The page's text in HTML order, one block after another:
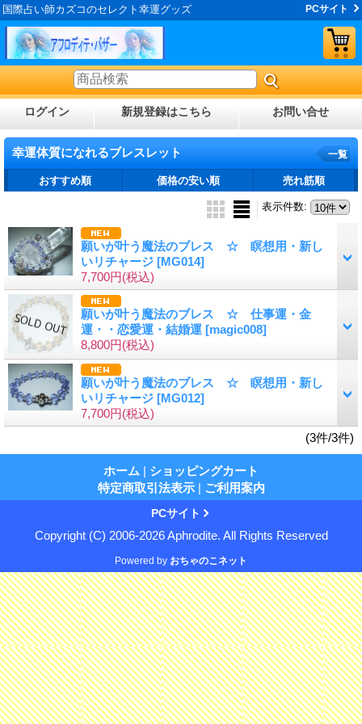
国際占い師カズコのセレクト幸運グッズ PCサイト
ログイン 新規登録はこちら お問い合せ
幸運体質になれるブレスレット 一覧
おすすめ順 価格の安い順 売れ筋順
表示件数:
願いが叶う魔法のブレス ☆ 瞑想用・新し
いリチャージ [MG014]
7,700円(税込)
願いが叶う魔法のブレス ☆ 仕事運・金
運・・恋愛運・結婚運 [magic008]
8,800円(税込)
願いが叶う魔法のブレス ☆ 瞑想用・新し
いリチャージ [MG012]
7,700円(税込)
(3件/3件)
ホーム | ショッピングカート
特定商取引法表示 | ご利用案内
PCサイト
Copyright (C) 2006-2026 Aphrodite. All Rights Reserved
Powered by おちゃのこネット